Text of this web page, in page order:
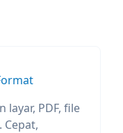
layar, PDF, file